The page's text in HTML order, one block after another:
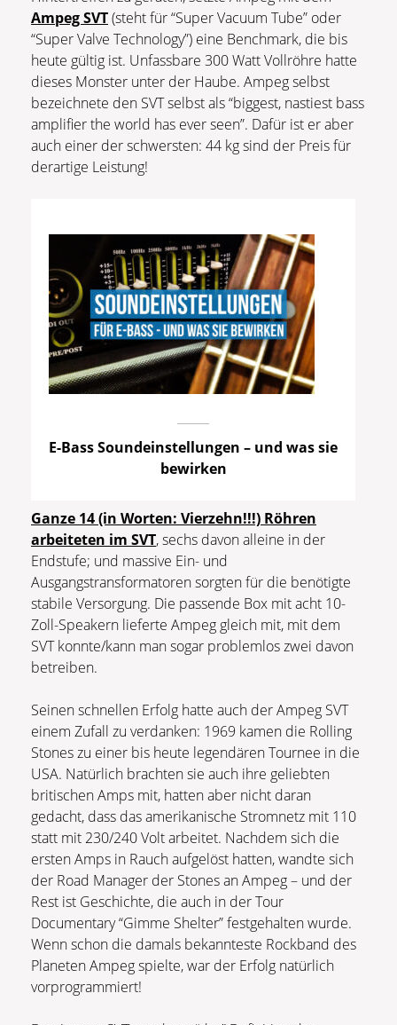
Ampeg SVT(steht für “Super Vacuum Tube” oder
“Super Valve Technology”) eine Benchmark, die bis
heute gültig ist. Unfassbare 300 Watt Vollröhre hatte
dieses Monster unter der Haube. Ampeg selbst
bezeichnete den SVT selbst als “biggest, nastiest bass
amplifier the world has ever seen”. Dafür ist er aber
auch einer der schwersten: 44 kg sind der Preis für
derartige Leistung!
E-Bass Soundeinstellungen – und was sie
bewirken
Ganze 14 (in Worten: Vierzehn!!!) Röhren
arbeiteten im SVT, sechs davon alleine in der
Endstufe; und massive Ein- und
Ausgangstransformatoren sorgten für die benötigte
stabile Versorgung. Die passende Box mit acht 10-
Zoll-Speakern lieferte Ampeg gleich mit, mit dem
SVT konnte/kann man sogar problemlos zwei davon
betreiben.
Seinen schnellen Erfolg hatte auch der Ampeg SVT
einem Zufall zu verdanken: 1969 kamen die Rolling
Stones zu einer bis heute legendären Tournee in die
USA. Natürlich brachten sie auch ihre geliebten
britischen Amps mit, hatten aber nicht daran
gedacht, dass das amerikanische Stromnetz mit 110
statt mit 230/240 Volt arbeitet. Nachdem sich die
ersten Amps in Rauch aufgelöst hatten, wandte sich
der Road Manager der Stones an Ampeg – und der
Rest ist Geschichte, die auch in der Tour
Documentary “Gimme Shelter” festgehalten wurde.
Wenn schon die damals bekannteste Rockband des
Planeten Ampeg spielte, war der Erfolg natürlich
vorprogrammiert!